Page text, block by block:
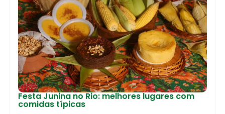
Festa Junina no Rio: melhores lugares com
comidas típicas